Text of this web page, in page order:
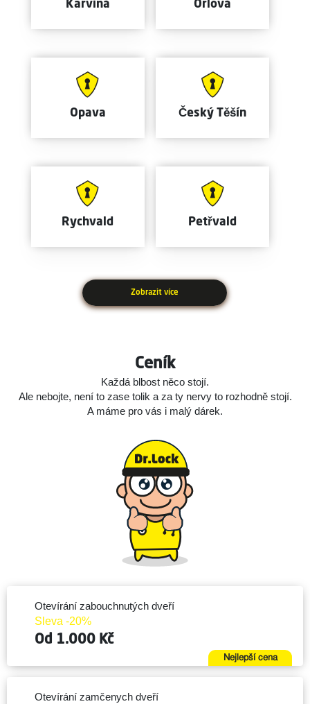
Karviná Orlová
Opava Český Těšín
Rychvald Petřvald
Zobrazit více
Ceník
Každá blbost něco stojí.
Ale nebojte, není to zase tolik a za ty nervy to rozhodně stojí.
A máme pro vás i malý dárek.
Otevírání zabouchnutých dveří
Sleva -20%
Od 1.000 Kč
Nejlepší cena
Otevírání zamčenych dveří